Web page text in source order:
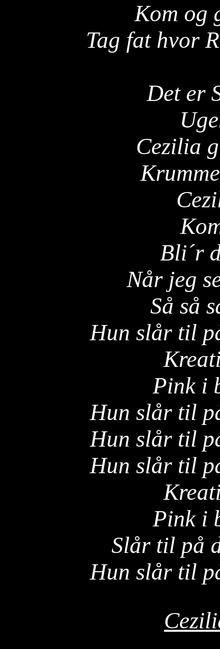
Kom og
Tag fat hvor
Det er
Cezilia
Bli´r
Når jeg
Så så
Hun slår til
Pink i
Hun slår til
Hun slår til
Hun slår til
Pink i
Slår til på
Hun slår til